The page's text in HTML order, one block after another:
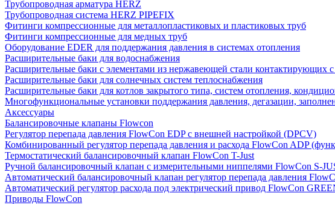
Трубопроводная арматура HERZ
Трубопроводная система HERZ PIPEFIX
Фитинги компрессионные для металлопластиковых и пластиковых труб
Фитинги компрессионные для медных труб
Оборудование EDER для поддержания давления в системах отопления
Расширительные баки для водоснабжения
Расширительные баки с элементами из нержавеющей стали контактирующих с
Расширительные баки для солнечных систем теплоснабжения
Расширительные баки для котлов закрытого типа, систем отопления,
Многофункциональные установки поддержания давления, дегазации,
Аксессуары
Балансировочные клапаны Flowcon
Регулятор перепада давления FlowСon EDP с внешней настройкой (DPCV)
Комбинированный регулятор перепада давления и расхода FlowСon ADP
Термостатический балансировочный клапан FlowСon T-Just
Ручной балансировочный клапан с измерительными ниппелями FlowСon S-
Автоматический балансировочный клапан регулятор перепада давления
Автоматический регулятор расхода под электрический привод FlowСon
Приводы FlowCon